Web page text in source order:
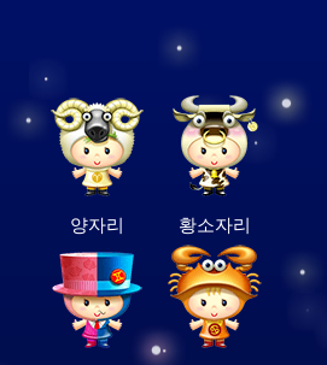
양자리 황소자리